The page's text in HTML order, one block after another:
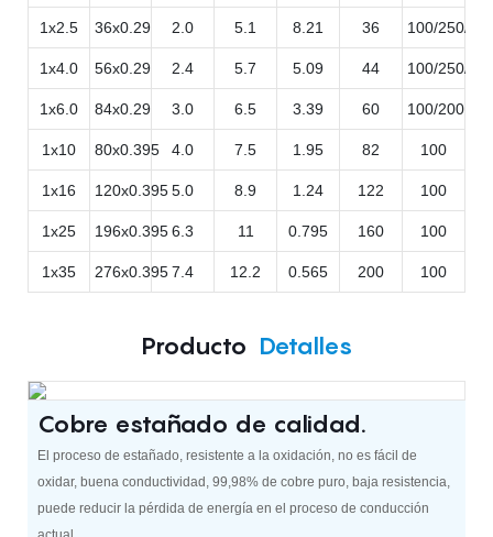
1x2.5 36x0.29 2.0 5.1 8.21 36 100/250/
1x4.0 56x0.29 2.4 5.7 5.09 44 100/250/
1x6.0 84x0.29 3.0 6.5 3.39 60 100/200
1x10 80x0.395 4.0 7.5 1.95 82 100
1x16 120x0.3955.0 8.9 1.24 122 100
1x25 196x0.3956.3 11 0.795 160 100
1x35 276x0.3957.4 12.2 0.565 200 100
Producto Detalles
Cobre estañado de calidad.
El proceso de estañado, resistente a la oxidación, no es fácil de
oxidar, buena conductividad, 99,98% de cobre puro, baja resistencia,
puede reducir la pérdida de energía en el proceso de conducción